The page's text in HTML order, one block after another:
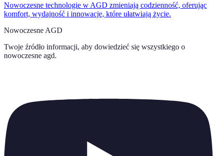
Nowoczesne technologie w AGD zmieniają codzienność, oferując
komfort, wydajność i innowacje, które ułatwiają życie.
Nowoczesne AGD
Twoje źródło informacji, aby dowiedzieć się wszystkiego o
nowoczesne agd.